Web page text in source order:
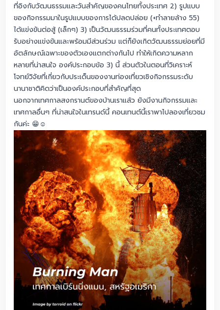
ที่อิงกับวัฒนธรรมและวันสำคัญของคนไทยทั้งประเทศ 2) รูปแบบ
ของกิจกรรมมาในรูปแบบของการได้ปลดปล่อย (+ทำลายล้าง 55)
ได้แข่งขันต่อสู้ (เล็กๆ) 3) เป็นวัฒนธรรมร่วมที่คนทั้งประเทศตอบ
รับอย่างแข่งขันและพร้อมมีส่วนร่วม แต่ก็ยังเกิดวัฒนธรรมย่อยที่มี
อัตลักษณ์เฉพาะของตัวเองแตกต่างกันไป ทำให้เกิดความหลาก
หลายที่น่าสนใจ องค์ประกอบข้อ 3) นี้ ส่วนตัวในตอนที่วิเคราะห์
โจทย์วิจัยที่เกี่ยวกับประเด็นของงานท่องเที่ยวเชิงกิจกรรมระดับ
นานาชาติคิดว่าเป็นองค์ประกอบที่สำคัญที่สุด
นอกจากเทศกาลสงกรานต์ของบ้านเราแล้ว ยังมีงานกิจกรรมและ
เทศกาลอื่นๆ ที่น่าสนใจในเทรนด์นี้ คอนเทนต์นี้เราพาไปลองเที่ยวชม
กันค่ะ 😁☺️